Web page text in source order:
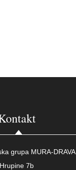
grupa MURA-DRAVA
Hrupine 7b